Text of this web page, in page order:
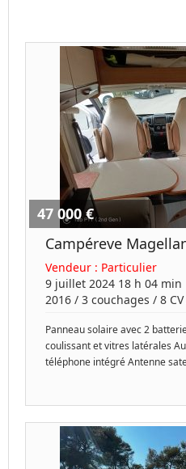
47 000 €
Campéreve
Vendeur : Particulier
9 juillet 2024 18 h 04 min
2016 / 3 couchages / 8
Panneau solaire avec 2
coulissant et vitres latérales
téléphone intégré Antenne